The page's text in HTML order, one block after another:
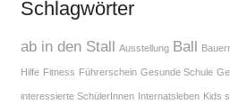
Schlagwörter
ab in den Stall Ausstellung Ball
Hilfe Fitness Führerschein Gesunde Schule
interessierte SchülerInnen Internatsleben Kids